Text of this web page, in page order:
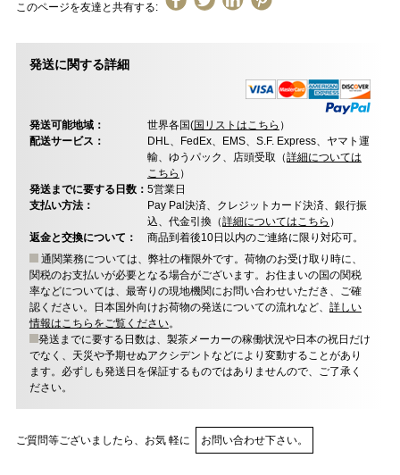
このページを友達と共有する:
発送に関する詳細
発送可能地域： 世界各国(国リストはこちら ）
配送サービス：
DHL、FedEx、EMS、S.F. Express、ヤマト運
輸、ゆうパック、店頭受取（詳細については
こちら ）
発送までに要する日数： 5営業日
支払い方法：
Pay Pal決済、クレジットカード決済、銀行振
込、代金引換（詳細についてはこちら ）
返金と交換について：
商品到着後10日以内のご連絡に限り対応可。
通関業務については、弊社の権限外です。荷物のお受け取り時に、
関税のお支払いが必要となる場合がございます。お住まいの国の関税
率などについては、最寄りの現地機関にお問い合わせいただき、ご確
認ください。日本国外向けお荷物の発送についての流れなど、 詳しい
情報はこちらをご覧ください。
発送までに要する日数は、製茶メーカーの稼働状況や日本の祝日だけ
でなく、天災や予期せぬアクシデントなどにより変動することがあり
ます。必ずしも発送日を保証するものではありませんので、ご了承く
ださい。
ご質問等ございましたら、お気 軽に お問い合わせ下さい。